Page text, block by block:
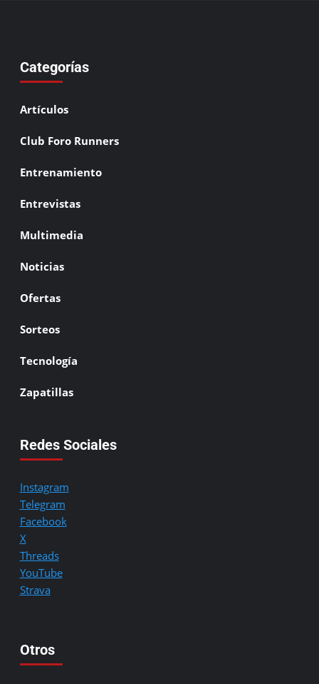
Categorías
Artículos
Club Foro Runners
Entrenamiento
Entrevistas
Multimedia
Noticias
Ofertas
Sorteos
Tecnología
Zapatillas
Redes Sociales
Instagram
Telegram
Facebook
X
Threads
YouTube
Strava
Otros